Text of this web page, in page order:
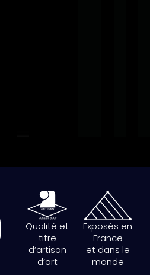
Qualité et
titre
d’artisan
d’art
Exposés en
France
et dans le
monde